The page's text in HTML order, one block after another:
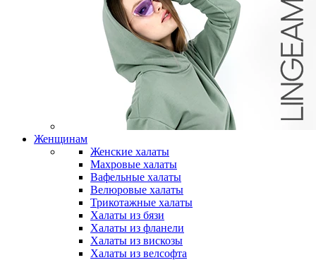
Женщинам
Женские халаты
Махровые халаты
Вафельные халаты
Велюровые халаты
Трикотажные халаты
Халаты из бязи
Халаты из фланели
Халаты из вискозы
Халаты из велсофта